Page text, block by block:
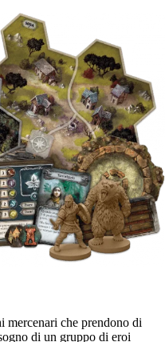
mercenari che prendono di
di un gruppo di eroi